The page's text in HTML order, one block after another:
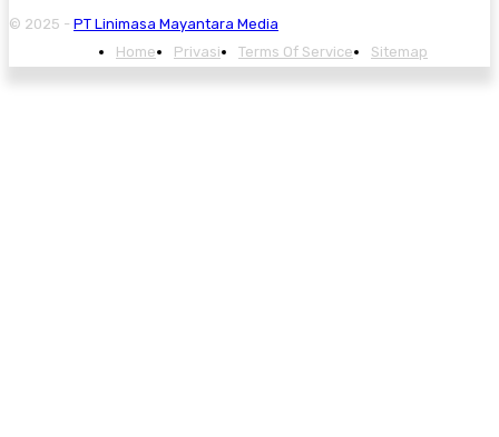
© 2025 - PT Linimasa Mayantara Media
Home
Privasi Terms Of Service Sitemap